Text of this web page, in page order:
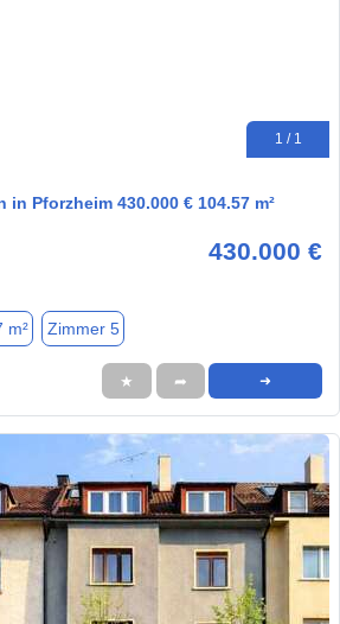
1 / 1
Pforzheim 430.000 € 104.57 m²
430.000 €
m² Zimmer 5
★ ➦ ➜